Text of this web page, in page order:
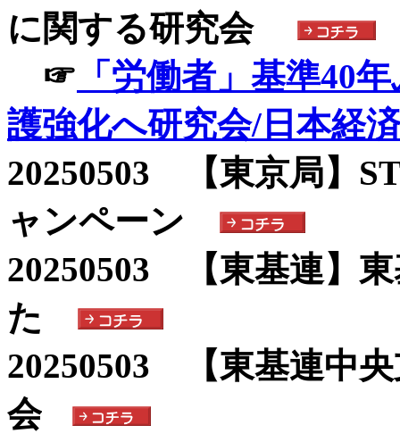
に関する研究会
☞ 「労働者」基準40
護強化へ研究会/日本経
20250503 【東京局】
ャンペーン
20250503 【東基連】
た
20250503 【東基連中
会